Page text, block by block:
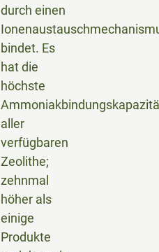
durch einen
bindet. Es
hat die
höchste
aller
verfügbaren
Zeolithe;
zehnmal
höher als
einige
Produkte